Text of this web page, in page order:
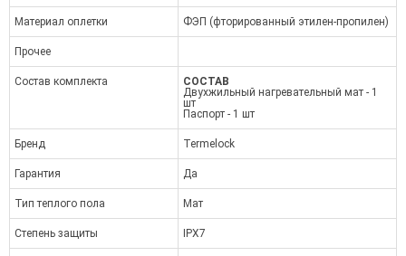
Материал оплетки ФЭП (фторированный этилен-пропилен)
Прочее
Состав комплекта
СОСТАВ
Двухжильный нагревательный мат - 1
шт
Паспорт - 1 шт
Бренд Termelock
Гарантия Да
Тип теплого пола Мат
Степень защиты IPX7